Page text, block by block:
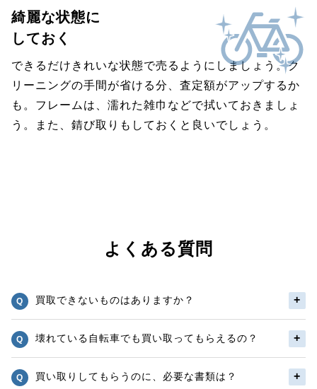
綺麗な状態に
しておく
できるだけきれいな状態で売るようにしましょう。ク
リーニングの手間が省ける分、査定額がアップするか
も。フレームは、濡れた雑巾などで拭いておきましょ
う。また、錆び取りもしておくと良いでしょう。
よくある質問
買取できないものはありますか？
壊れている自転車でも買い取ってもらえるの？
買い取りしてもらうのに、必要な書類は？